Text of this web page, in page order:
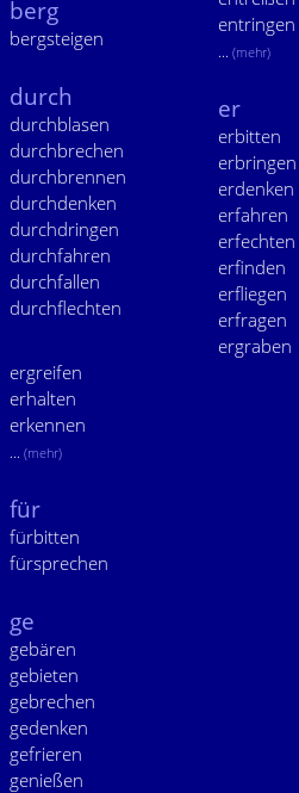
berg
bergsteigen
durch
durchblasen
durchbrechen
durchbrennen
durchdenken
durchdringen
durchfahren
durchfallen
durchflechten
entringen
... (mehr)
er
erbitten
erbringen
erdenken
erfahren
erfechten
erfinden
erfliegen
erfragen
ergraben
ergreifen
erhalten
erkennen
... (mehr)
für
fürbitten
fürsprechen
ge
gebären
gebieten
gebrechen
gedenken
gefrieren
genießen